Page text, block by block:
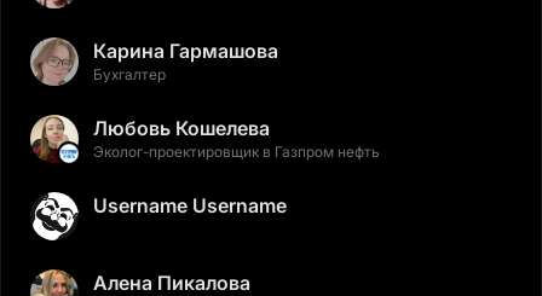
Карина Гармашова
Бухгалтер
Любовь Кошелева
Эколог-проектировщик в Газпром нефть
Username Username
Алена Пикалова